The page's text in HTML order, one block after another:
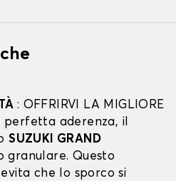
: OFFRIRVI LA MIGLIORE
perfetta aderenza, il
SUZUKI GRAND
granulare. Questo
che lo sporco si